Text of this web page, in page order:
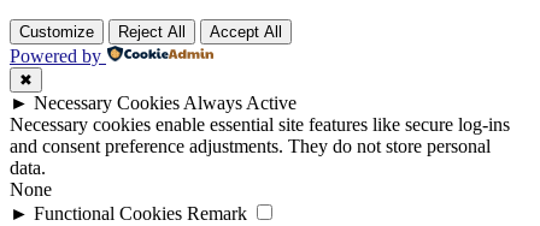
Customize Reject All Accept All
Powered by
✖
► Necessary Cookies Always Active
Necessary cookies enable essential site features like secure log-ins
and consent preference adjustments. They do not store personal
data.
None
► Functional Cookies Remark